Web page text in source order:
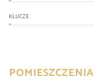
KLUCZE
POMIESZCZENIA